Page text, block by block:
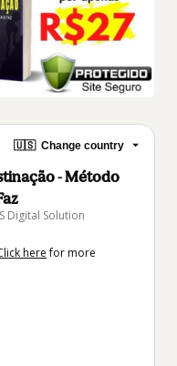
🇺🇸 Change country
- Método
Digital Solution
herefor more